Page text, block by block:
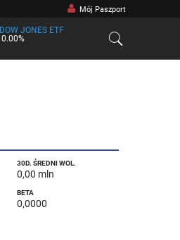
Mój Paszport
DOW JONES ETF
0.00%
30D. ŚREDNI WOL.
0,00 mln
BETA
0,0000